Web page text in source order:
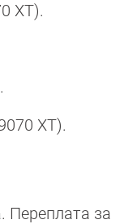
XT).
XT).
Переплата за